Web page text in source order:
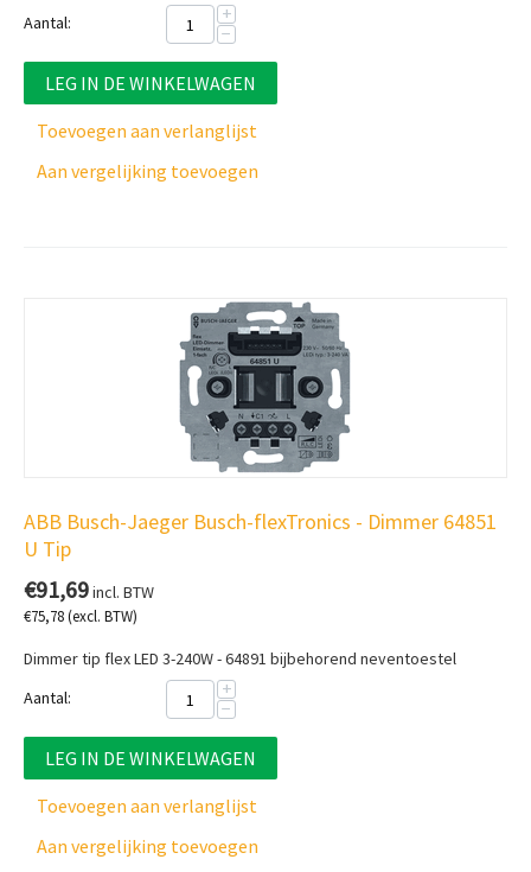
Aantal:
+
−
LEG IN DE WINKELWAGEN
Toevoegen aan verlanglijst
Aan vergelijking toevoegen
ABB Busch-Jaeger Busch-flexTronics - Dimmer 64851
U Tip
€91,69incl. BTW
€75,78(excl. BTW)
Dimmer tip flex LED 3-240W - 64891 bijbehorend neventoestel
Aantal:
+
−
LEG IN DE WINKELWAGEN
Toevoegen aan verlanglijst
Aan vergelijking toevoegen